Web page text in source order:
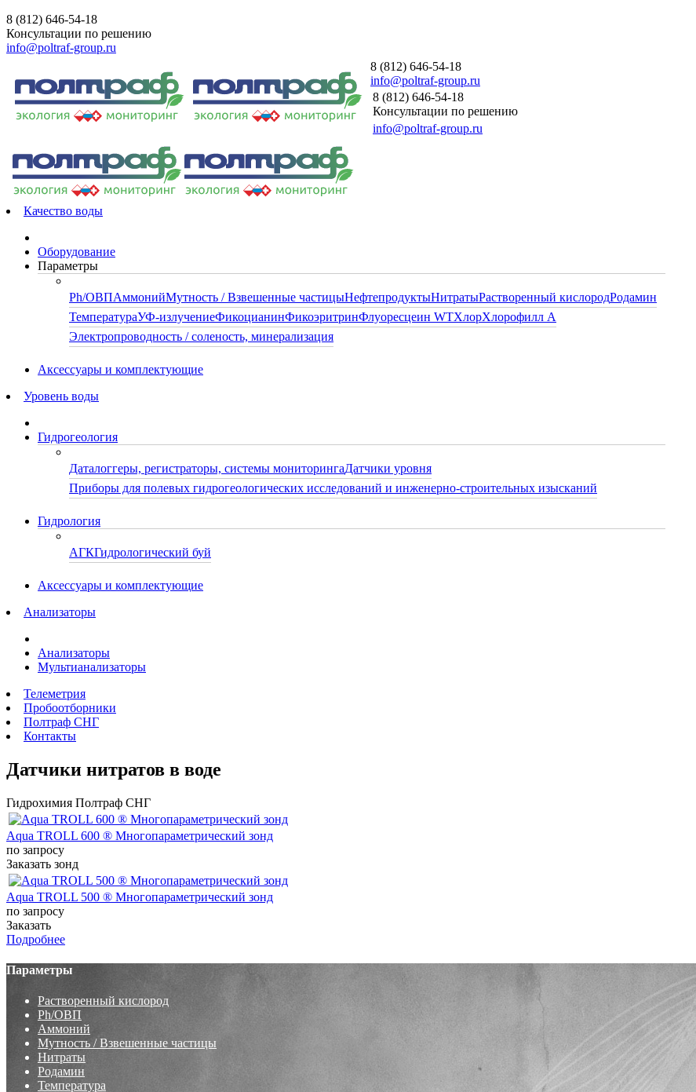
8 (812) 646-54-18
Консультации по решению
info@poltraf-group.ru
8 (812) 646-54-18
info@poltraf-group.ru
8 (812) 646-54-18
Консультации по решению
info@poltraf-group.ru
Качество воды
Оборудование
Параметры
Ph/ОВПАммонийМутность / Взвешенные частицыНефтепродуктыНитратыРастворенный кислородРодамин
ТемператураУФ-излучениеФикоцианинФикоэритринФлуоресцеин WTХлорХлорофилл А
Электропроводность / соленость, минерализация
Аксессуары и комплектующие
Уровень воды
Гидрогеология
Даталоггеры, регистраторы, системы мониторингаДатчики уровня
Приборы для полевых гидрогеологических исследований и инженерно-строительных изысканий
Гидрология
АГКГидрологический буй
Аксессуары и комплектующие
Анализаторы
Анализаторы
Мультианализаторы
Телеметрия
Пробоотборники
Полтраф СНГ
Контакты
Датчики нитратов в воде
Гидрохимия Полтраф СНГ
Aqua TROLL 600 ® Многопараметрический зонд
по запросу
Заказать зонд
Aqua TROLL 500 ® Многопараметрический зонд
по запросу
Заказать
Подробнее
Параметры
Растворенный кислород
Ph/ОВП
Аммоний
Мутность / Взвешенные частицы
Нитраты
Родамин
Температура